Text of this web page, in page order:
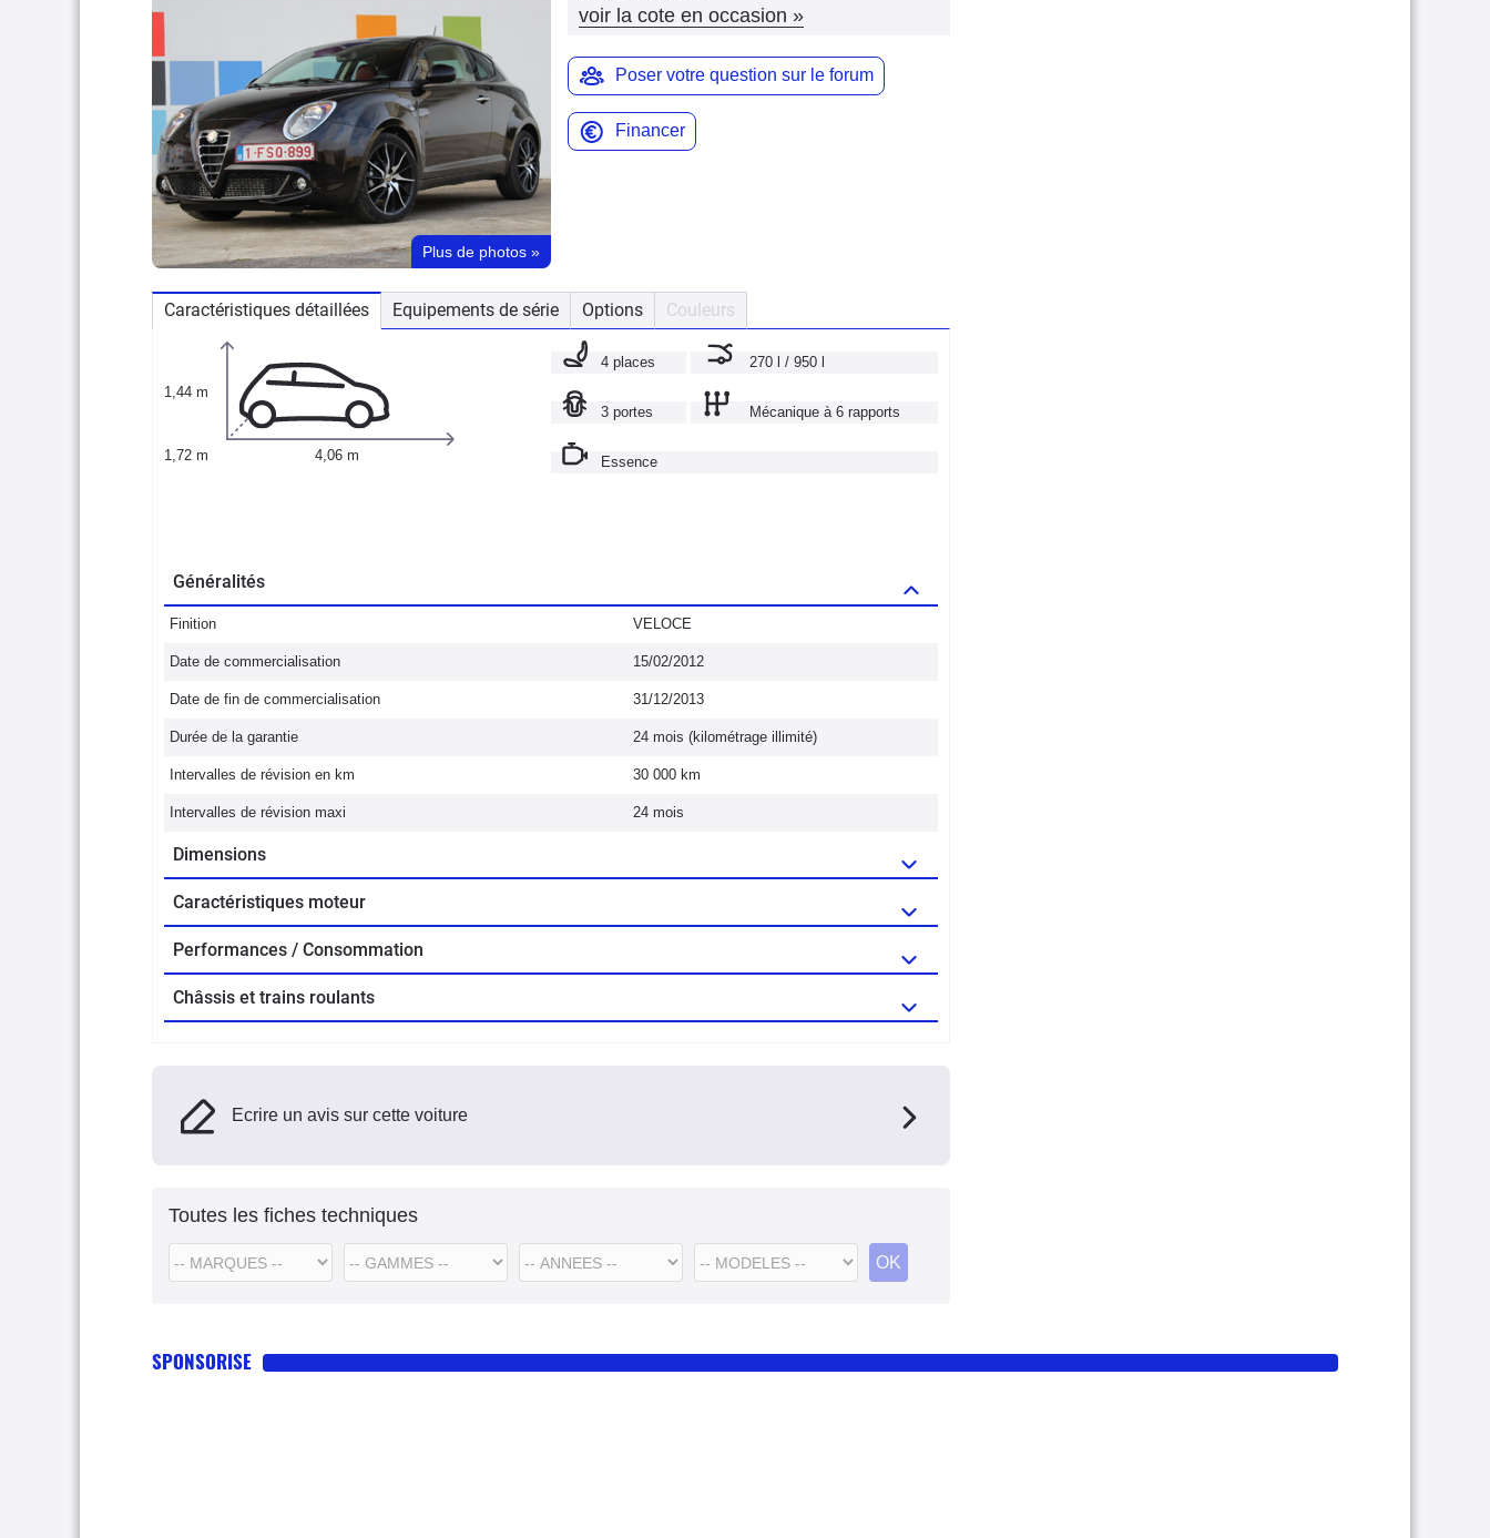
Plus de photos »
voir la cote en occasion »
Poser votre question sur le forum
Financer
Caractéristiques détaillées Equipements de série Options Couleurs
1,44 m
1,72 m 4,06 m
4 places 270 l / 950 l
3 portes Mécanique à 6 rapports
Essence
Généralités
Finition VELOCE
Date de commercialisation 15/02/2012
Date de fin de commercialisation 31/12/2013
Durée de la garantie 24 mois (kilométrage illimité)
Intervalles de révision en km 30 000 km
Intervalles de révision maxi 24 mois
Dimensions
Caractéristiques moteur
Performances / Consommation
Châssis et trains roulants
Ecrire un avis sur cette voiture
Toutes les fiches techniques
SPONSORISE